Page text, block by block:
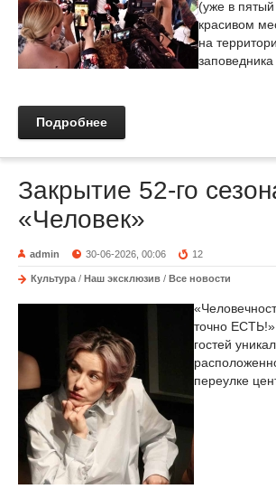
(уже в
красивом
на
заповедника
Подробнее
Закрытие 52-го
«Человек»
admin 30-06-2026, 00:06 12
Культура / Наш эксклюзив / Все новости
точно ЕСТЬ!»
гостей
переулке